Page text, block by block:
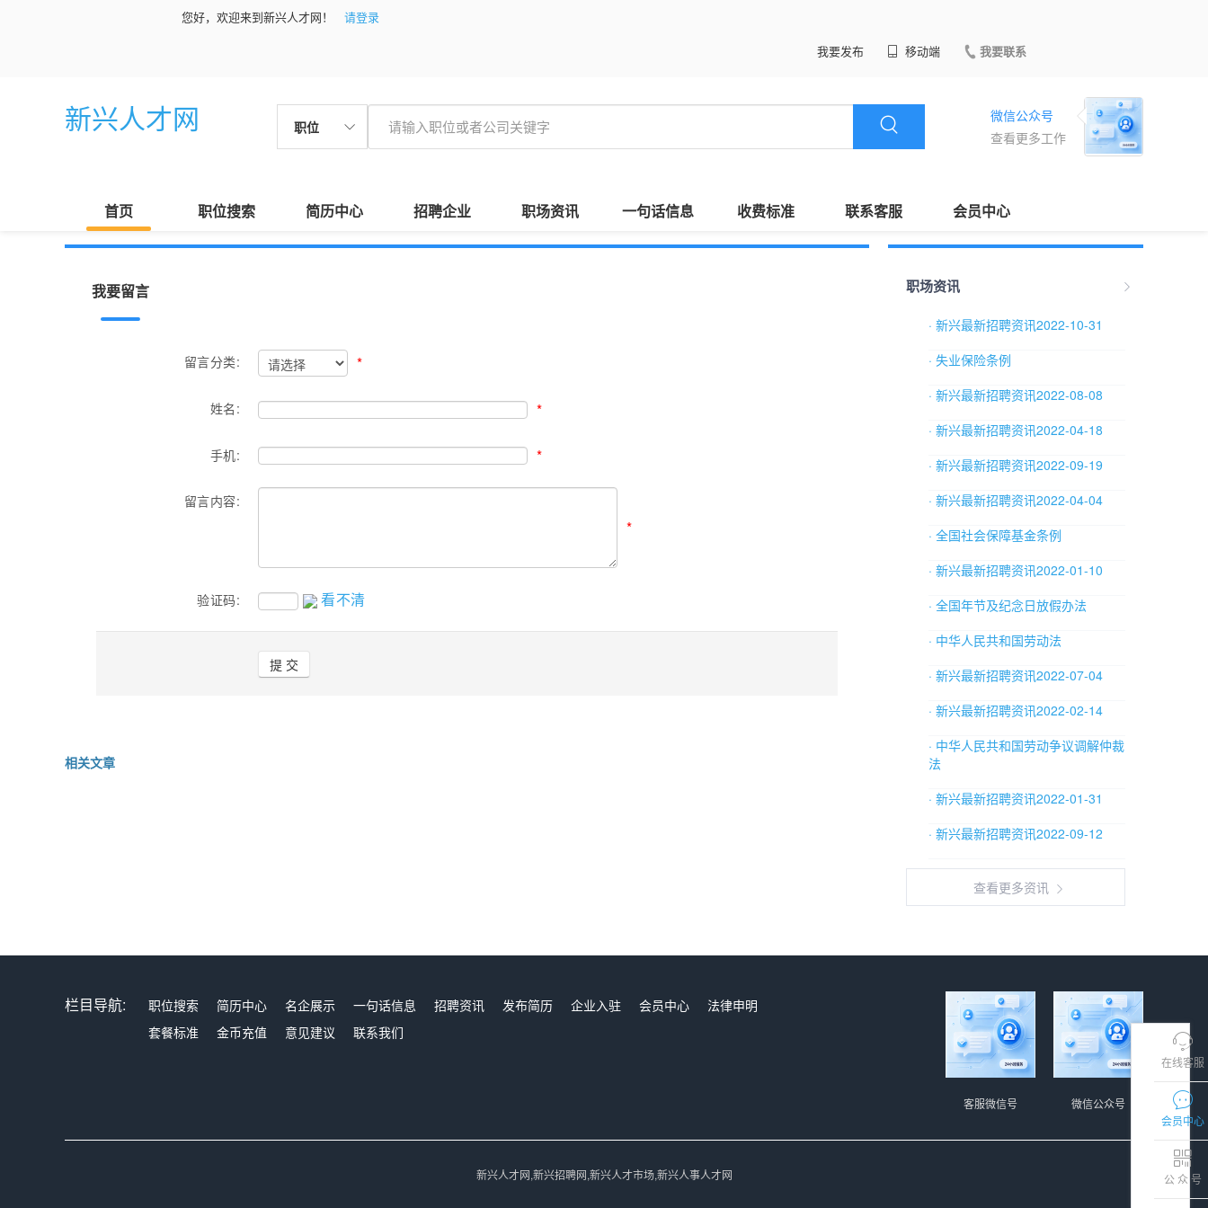
您好，欢迎来到新兴人才网！
请登录
我要发布
移动端 我要联系
新兴人才网 职位
微信公众号
查看更多工作
首页 职位搜索 简历中心 招聘企业 职场资讯 一句话信息 收费标准 联系客服 会员中心
在线客服
会员中心
公 众 号
我要留言
留言分类: *
姓名: *
手机: *
留言内容:
*
验证码: 看不清
相关文章
职场资讯
· 新兴最新招聘资讯2022-10-31
· 失业保险条例
· 新兴最新招聘资讯2022-08-08
· 新兴最新招聘资讯2022-04-18
· 新兴最新招聘资讯2022-09-19
· 新兴最新招聘资讯2022-04-04
· 全国社会保障基金条例
· 新兴最新招聘资讯2022-01-10
· 全国年节及纪念日放假办法
· 中华人民共和国劳动法
· 新兴最新招聘资讯2022-07-04
· 新兴最新招聘资讯2022-02-14
· 中华人民共和国劳动争议调解仲裁
法
· 新兴最新招聘资讯2022-01-31
· 新兴最新招聘资讯2022-09-12
查看更多资讯
栏目导航: 职位搜索 简历中心 名企展示 一句话信息 招聘资讯 发布简历 企业入驻 会员中心
法律申明
套餐标准
金币充值 意见建议 联系我们
微信公众号
客服微信号
新兴人才网,新兴招聘网,新兴人才市场,新兴人事人才网